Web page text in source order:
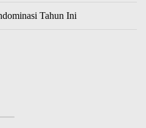
Tahun Ini